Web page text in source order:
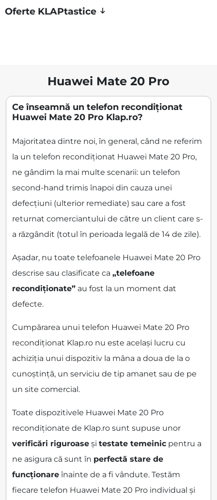
Oferte KLAPtastice
Huawei Mate 20 Pro
Ce înseamnă un telefon recondiționat
Huawei Mate 20 Pro Klap.ro?
Majoritatea dintre noi, în general, când ne referim
la un telefon recondiționat Huawei Mate 20 Pro,
ne gândim la mai multe scenarii: un telefon
second-hand trimis înapoi din cauza unei
defecțiuni (ulterior remediate) sau care a fost
returnat comerciantului de către un client care s-
a răzgândit (totul în perioada legală de 14 de zile).
Așadar, nu toate telefoanele Huawei Mate 20 Pro
descrise sau clasificate ca „telefoane
recondiționate” au fost la un moment dat
defecte.
Cumpărarea unui telefon Huawei Mate 20 Pro
recondiționat Klap.ro nu este același lucru cu
achiziția unui dispozitiv la mâna a doua de la o
cunoștință, un serviciu de tip amanet sau de pe
un site comercial.
Toate dispozitivele Huawei Mate 20 Pro
recondiționate de Klap.ro sunt supuse unor
verificări riguroase și testate temeinic pentru a
ne asigura că sunt în perfectă stare de
funcționare înainte de a fi vândute. Testăm
fiecare telefon Huawei Mate 20 Pro individual și